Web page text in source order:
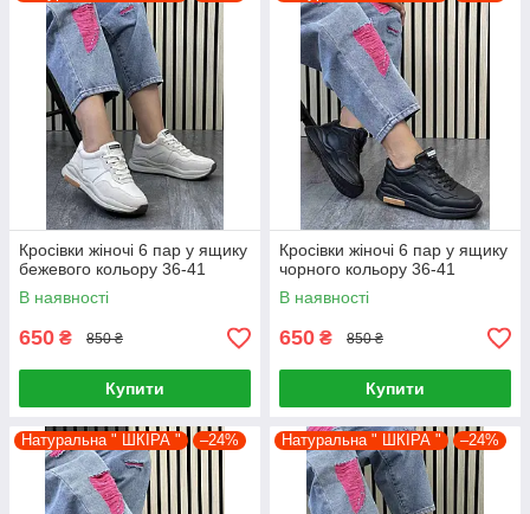
Кросівки жіночі 6 пар у ящику
бежевого кольору 36-41
В наявності
650 ₴ 850 ₴
Купити
Кросівки жіночі 6 пар у ящику
чорного кольору 36-41
В наявності
650 ₴ 850 ₴
Купити
Натуральна " ШКІРА " –24% Натуральна " ШКІРА " –24%